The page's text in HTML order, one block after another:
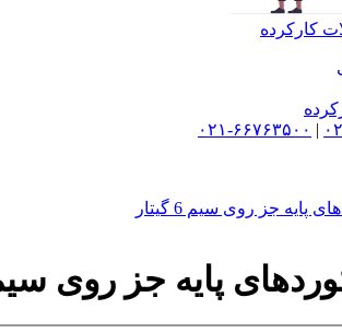
کارکرده
| ۰۲۱-۶۶۷۶۳۵۰۰
پایه جز روی سیم 6 گیتار
پایه جز روی سیم 6